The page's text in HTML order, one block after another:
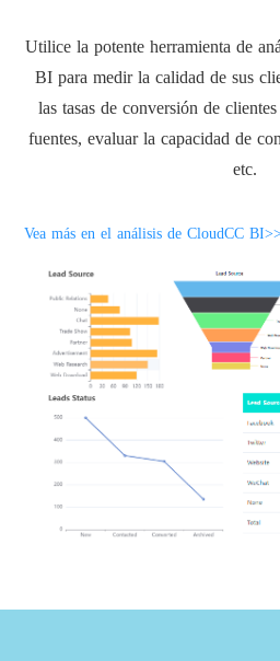
Utilice la potente herramienta de
BI para medir la calidad de sus
las tasas de conversión de
fuentes, evaluar la capacidad de
etc.
Vea más en el análisis de CloudCC